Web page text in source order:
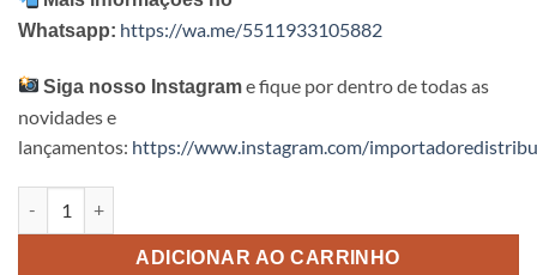
Whatsapp: https://wa.me/5511933105882
Siga nosso Instagrame fique por dentro de todas as
novidades e
lançamentos: https://www.instagram.com/
ADICIONAR AO CARRINHO